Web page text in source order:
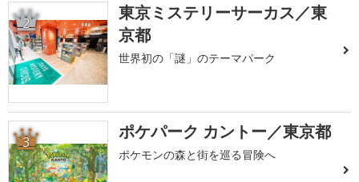
2
東京ミステリーサーカス／東
京都
世界初の「謎」のテーマパーク
3 ポケパーク カントー／東京都
ポケモンの森と街を巡る冒険へ